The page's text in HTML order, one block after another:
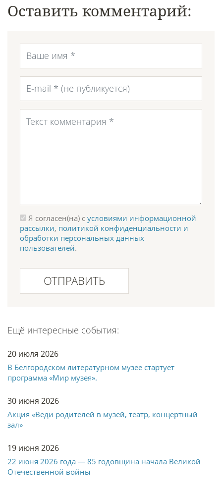
Оставить комментарий:
Я согласен(на) с условиями информационной
рассылки, политикой конфиденциальности и
обработки персональных данных
пользователей.
ОТПРАВИТЬ
Ещё интересные события:
20 июля 2026
В Белгородском литературном музее стартует
программа «Мир музея».
30 июня 2026
Акция «Веди родителей в музей, театр, концертный
зал»
19 июня 2026
22 июня 2026 года — 85 годовщина начала Великой
Отечественной войны